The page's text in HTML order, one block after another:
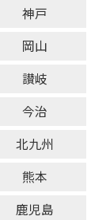
神戸
岡山
讃岐
今治
北九州
熊本
鹿児島